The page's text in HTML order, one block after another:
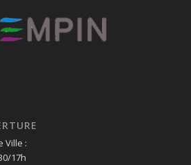
Ville :
17h